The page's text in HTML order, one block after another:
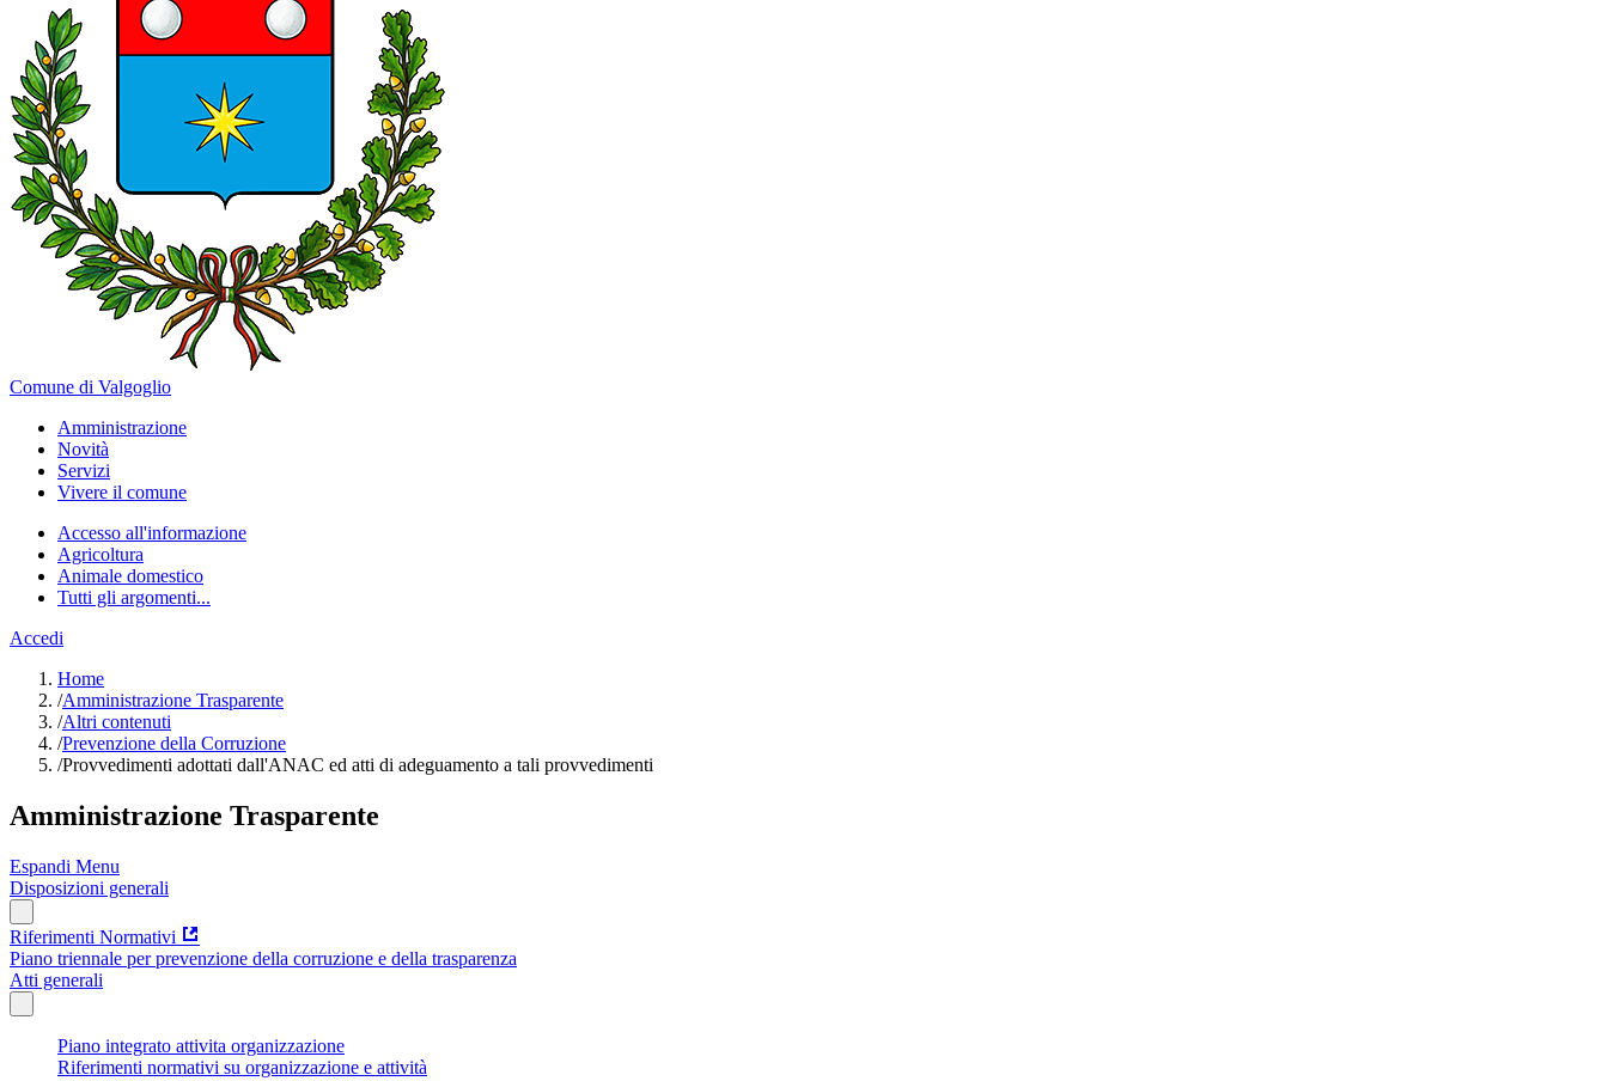
Comune di Valgoglio
Amministrazione
Novità
Servizi
Vivere il comune
Accesso all'informazione
Agricoltura
Animale domestico
Tutti gli argomenti...
Accedi
Home
/Amministrazione Trasparente
/Altri contenuti
/Prevenzione della Corruzione
/Provvedimenti adottati dall'ANAC ed atti di adeguamento a tali provvedimenti
Amministrazione Trasparente
Espandi Menu
Disposizioni generali
Riferimenti Normativi
Piano triennale per prevenzione della corruzione e della trasparenza
Atti generali
Piano integrato attivita organizzazione
Riferimenti normativi su organizzazione e attività